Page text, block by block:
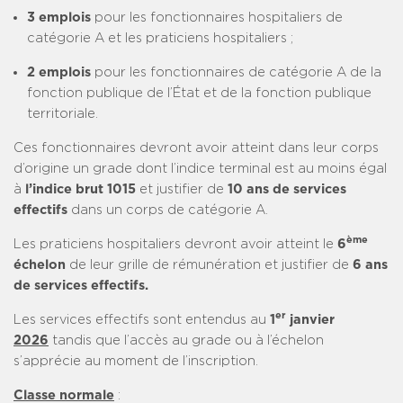
3 emplois pour les fonctionnaires hospitaliers de
catégorie A et les praticiens hospitaliers ;
2 emplois pour les fonctionnaires de catégorie A de la
fonction publique de l’État et de la fonction publique
territoriale.
Ces fonctionnaires devront avoir atteint dans leur corps
d’origine un grade dont l’indice terminal est au moins égal
à l’indice brut 1015 et justifier de 10 ans de services
effectifs dans un corps de catégorie A.
Les praticiens hospitaliers devront avoir atteint le 6ème
échelon de leur grille de rémunération et justifier de 6 ans
de services effectifs.
Les services effectifs sont entendus au 1 er janvier
2026 tandis que l’accès au grade ou à l’échelon
s’apprécie au moment de l’inscription.
Classe normale :